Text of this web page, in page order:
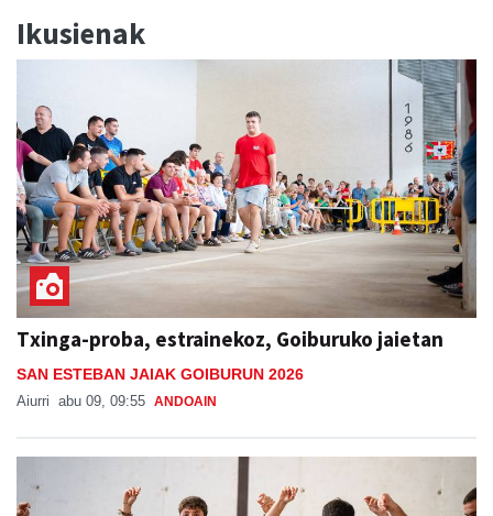
Ikusienak
Txinga-proba, estrainekoz, Goiburuko jaietan
SAN ESTEBAN JAIAK GOIBURUN 2026
Aiurri abu 09, 09:55 ANDOAIN